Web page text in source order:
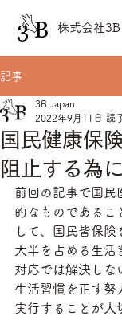
株式会社
記事
国民健康保
阻止する為
3B Japan
2022年9月11日 読
前回の記事で国民
的なものであるこ
して、国民皆保険
大半を占める生活
対応では解決しな
生活習慣を正す努
実行することが大